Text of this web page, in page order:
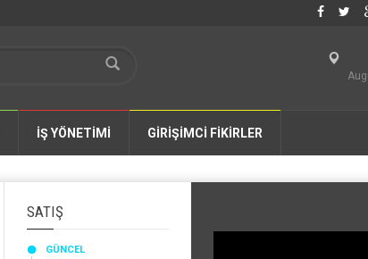
İŞ YÖNETİMİ GİRİŞİMCİ FİKİRLER
SATIŞ
GÜNCEL